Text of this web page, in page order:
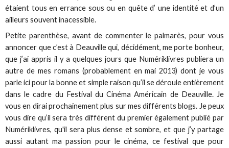
étaient tous en errance sous ou en quête d’ une identité et d’un
ailleurs souvent inacessible.
Petite parenthèse, avant de commenter le palmarès, pour vous
annoncer que c’est à Deauville qui, décidément, me porte bonheur,
que j’ai appris il y a quelques jours que Numériklivres publiera un
autre de mes romans (probablement en mai 2013) dont je vous
parle ici pour la bonne et simple raison qu’il se déroule entièrement
dans le cadre du Festival du Cinéma Américain de Deauville. Je
vous en dirai prochainement plus sur mes différents blogs. Je peux
vous dire qu’il sera très différent du premier également publié par
Numériklivres, qu'il sera plus dense et sombre, et que j’y partage
aussi autant ma passion pour le cinéma, ce festival que pour